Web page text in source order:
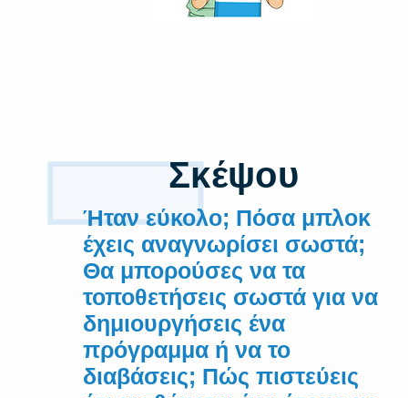
Σκέψου
Ήταν εύκολο; Πόσα μπλοκ
έχεις αναγνωρίσει σωστά;
Θα μπορούσες να τα
τοποθετήσεις σωστά για να
δημιουργήσεις ένα
πρόγραμμα ή να το
διαβάσεις; Πώς πιστεύεις